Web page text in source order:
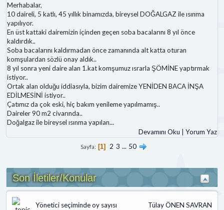
Merhabalar,
10 daireli, 5 katlı, 45 yıllık binamızda, bireysel DOĞALGAZ ile ısınma
yapılıyor.
En üst kattaki dairemizin içinden geçen soba bacalarını 8 yıl önce
kaldırdık..
Soba bacalarını kaldırmadan önce zamanında alt katta oturan
komşulardan sözlü onay aldık..
8 yıl sonra yeni daire alan 1.kat komşumuz ısrarla ŞÖMİNE yaptırmak
istiyor..
Ortak alan olduğu iddiasıyla, bizim dairemize YENİDEN BACA İNŞA
EDİLMESİNİ istiyor..
Çatımız da çok eski, hiç bakım yenileme yapılmamış..
Daireler 90 m2 civarında..
Doğalgaz ile bireysel ısınma yapılan...
Devamını Oku
Yorum Yaz
Sayfa 1 2 3 ... 50
Son İletiler/Konular
Yönetici seçiminde oy sayısı
Tülay ÖNEN SAVRAN